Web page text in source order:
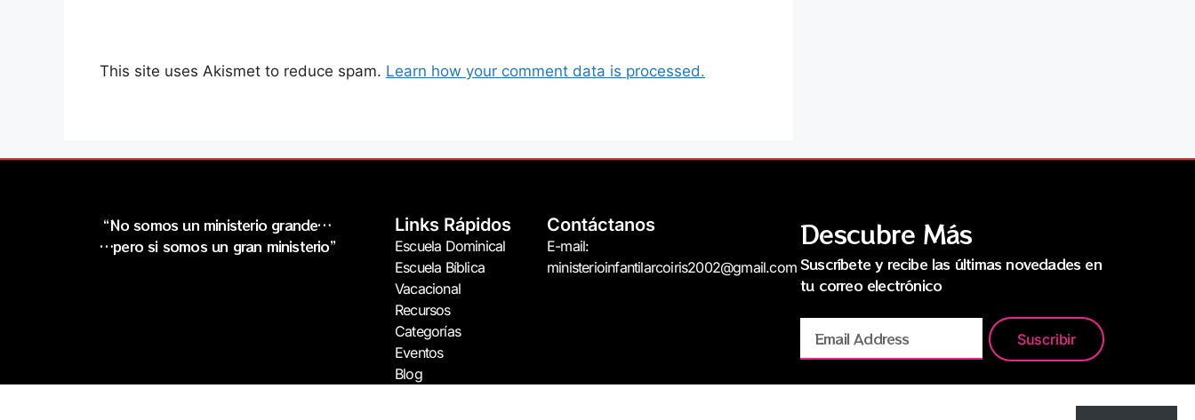
This site uses Akismet to reduce spam. Learn how your comment data is processed.
“No somos un ministerio grande…
…pero si somos un gran ministerio”
Links Rápidos
Escuela Dominical
Escuela Bíblica
Vacacional
Recursos
Categorías
Eventos
Blog
Contáctanos
E-mail:
ministerioinfantilarcoiris2002@gmail.com
Descubre Más
Suscríbete y recibe las últimas novedades en
tu correo electrónico
Suscribir